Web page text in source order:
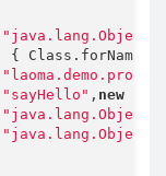
"java.lang.Object"
Class.forName(
"sayHello" , new
"java.lang.Object"
"java.lang.Object"